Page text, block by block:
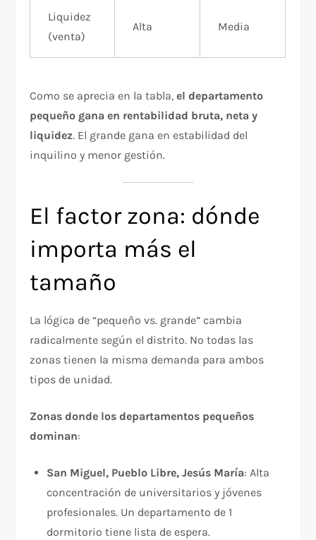
Liquidez
(venta)
Alta Media
Como se aprecia en la tabla,el departamento
pequeño gana en rentabilidad bruta, neta y
liquidez. El grande gana en estabilidad del
inquilino y menor gestión.
El factor zona: dónde
importa más el
tamaño
La lógica de “pequeño vs. grande” cambia
radicalmente según el distrito. No todas las
zonas tienen la misma demanda para ambos
tipos de unidad.
Zonas donde los departamentos pequeños
dominan:
San Miguel, Pueblo Libre, Jesús María: Alta
concentración de universitarios y jóvenes
profesionales. Un departamento de 1
dormitorio tiene lista de espera.